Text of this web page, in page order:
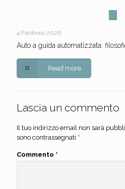
4 Febbraio 2026
Auto a guida automatizzata:
Read more
Lascia un commento
Il tuo indirizzo email non sarà
sono contrassegnati *
Commento *